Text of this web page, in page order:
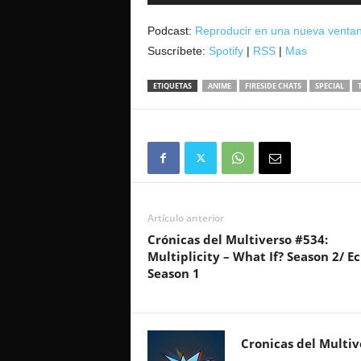
Podcast: Reproducir en una nueva
Suscríbete: Spotify| RSS| Mas
ETIQUETAS ANIME FIRESIDE CHATS SPECIAL
Artículo anterior
Crónicas del Multiverso #534:
Multiplicity – What If? Season 2/
Season 1
Cronicas del